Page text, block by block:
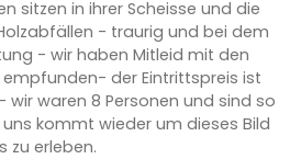
sitzen in ihrer Scheisse und die
- traurig und bei dem
- wir haben Mitleid mit den
empfunden- der Eintrittspreis ist
waren 8 Personen und sind so
kommt wieder um dieses Bild
zu erleben.